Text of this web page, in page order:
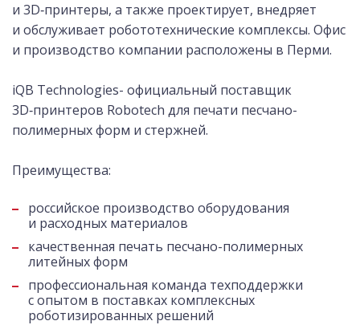
и 3D‑принтеры, а также проектирует, внедряет
и обслуживает робототехнические комплексы. Офис
и производство компании расположены в Перми.
iQB Technologies- официальный поставщик
3D‑принтеров Robotech для печати песчано-
полимерных форм и стержней.
Преимущества:
российское производство оборудования
и расходных материалов
качественная печать песчано-полимерных
литейных форм
профессиональная команда техподдержки
с опытом в поставках комплексных
роботизированных решений